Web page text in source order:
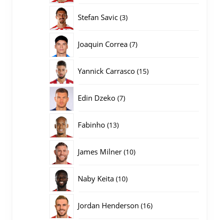
Stefan Savic 33
Joaquin Correa 77
Yannick Carrasco 1515
Edin Dzeko 77
Fabinho 1313
James Milner 1010
Naby Keita 1010
Jordan Henderson 1616